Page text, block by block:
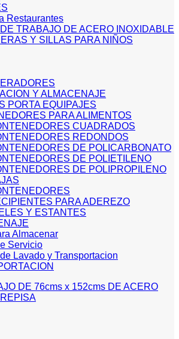
Restaurantes
TRABAJO DE ACERO INOXIDABLE
Y SILLAS PARA NIÑOS
Y ALMACENAJE
PORTA EQUIPAJES
PARA ALIMENTOS
CUADRADOS
REDONDOS
DE POLICARBONATO
DE POLIETILENO
DE POLIPROPILENO
PARA ADEREZO
Y ESTANTES
Almacenar
Servicio
Lavado y Transportacion